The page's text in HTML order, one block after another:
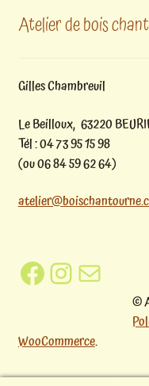
Atelier de bois
Gilles Chambreuil
Le Beilloux, 63220
Tél : 04 73 95 15 98
(ou 06 84 59 62 64)
Facebook
Instagram
E-mail
©
WooCommerce.